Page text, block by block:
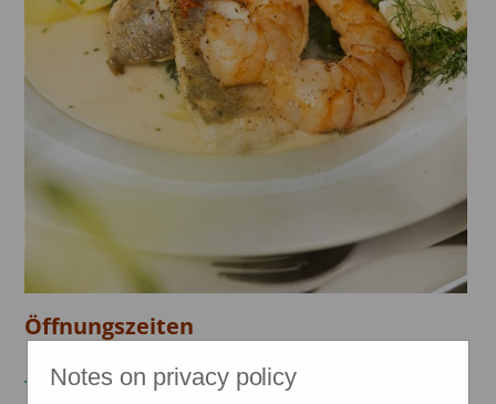
Öffnungszeiten
Täglich durchgehend geöffnet
Notes on privacy policy